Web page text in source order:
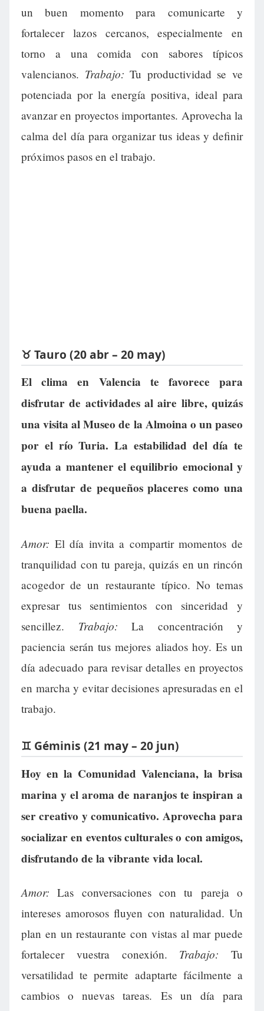
un buen momento para comunicarte y
fortalecer lazos cercanos, especialmente en
torno a una comida con sabores típicos
valencianos. Trabajo: Tu productividad se ve
potenciada por la energía positiva, ideal para
avanzar en proyectos importantes. Aprovecha la
calma del día para organizar tus ideas y definir
próximos pasos en el trabajo.
♉ Tauro (20 abr – 20 may)
El clima en Valencia te favorece para
disfrutar de actividades al aire libre, quizás
una visita al Museo de la Almoina o un paseo
por el río Turia. La estabilidad del día te
ayuda a mantener el equilibrio emocional y
a disfrutar de pequeños placeres como una
buena paella.
Amor: El día invita a compartir momentos de
tranquilidad con tu pareja, quizás en un rincón
acogedor de un restaurante típico. No temas
expresar tus sentimientos con sinceridad y
sencillez. Trabajo: La concentración y
paciencia serán tus mejores aliados hoy. Es un
día adecuado para revisar detalles en proyectos
en marcha y evitar decisiones apresuradas en el
trabajo.
♊ Géminis (21 may – 20 jun)
Hoy en la Comunidad Valenciana, la brisa
marina y el aroma de naranjos te inspiran a
ser creativo y comunicativo. Aprovecha para
socializar en eventos culturales o con amigos,
disfrutando de la vibrante vida local.
Amor: Las conversaciones con tu pareja o
intereses amorosos fluyen con naturalidad. Un
plan en un restaurante con vistas al mar puede
fortalecer vuestra conexión. Trabajo: Tu
versatilidad te permite adaptarte fácilmente a
cambios o nuevas tareas. Es un día para